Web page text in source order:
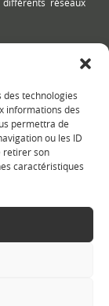
technologies
informations des
permettra de
ou les ID
retirer son
caractéristiques
réseaux
Politique de
web WordPress -